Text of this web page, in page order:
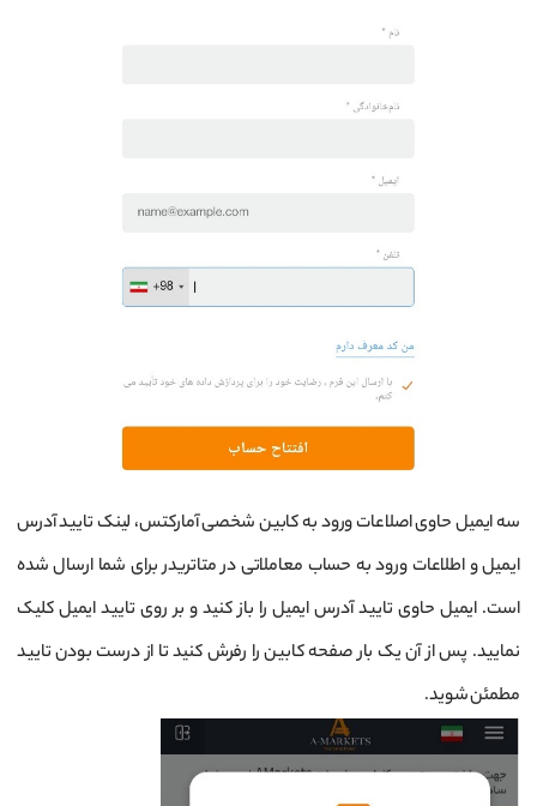
سه ایمیل حاوی اصلاعات ورود به کابین شخصی آمارکتس، لینک تایید آدرس
ایمیل و اطلاعات ورود به حساب معاملاتی در متاتریدر برای شما ارسال شده
است. ایمیل حاوی تایید آدرس ایمیل را باز کنید و بر روی تایید ایمیل کلیک
نمایید. پس از آن یک بار صفحه کابین را رفرش کنید تا از درست بودن تایید
مطمئن شوید.